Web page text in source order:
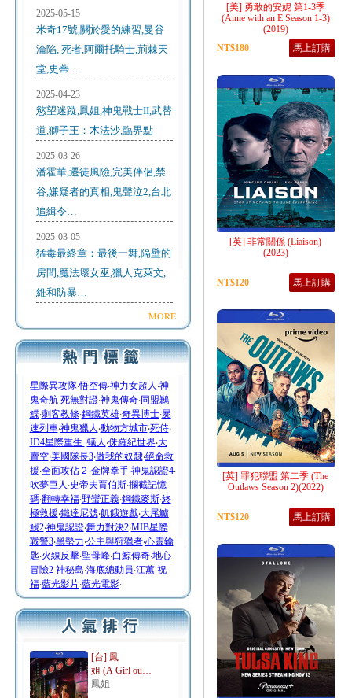
2025-05-15
米奇17號,關於愛的練習,曼谷
淪陷, 死者,阿爾托騎士,荊棘天
堂,史蒂…
2025-04-23
慾望迷蹤,鳳姐,神鬼戰士II,武替
道,獅子王：木法沙,臨界點
2025-03-26
潘霍華,遷徒風險,完美伴侶,禁
谷,嫌疑者的真相,鬼聲泣2,台北
追緝令…
2025-03-05
猛毒最終章：最後一舞,隔壁的
房間,魔法壞女巫,獵人克萊文,
維和防暴…
MORE
星際異攻隊‧悟空傳‧神力女超人 ‧神
鬼奇航 死無對證‧神鬼傳奇‧同盟鶼
鰈‧刺客教條‧鋼鐵英雄‧奇異博士‧屍
速列車‧神鬼獵人 ‧動物方城市‧死侍‧
ID4星際重生 ‧蟻人 ‧侏羅紀世界‧大
賣空‧美國隊長3‧做我的奴隸‧絕命救
援‧全面攻佔２ ‧金牌拳手‧神鬼認證4‧
吹夢巨人 ‧史帝夫賈伯斯‧攔截記憶
碼‧翻轉幸福‧野蠻正義‧鋼鐵麥斯‧終
極救援‧鐵達尼號‧飢餓遊戲‧大尾鱸
鰻2‧神鬼認證‧舞力對決2‧MIB星際
戰警3‧黑勢力‧公主與狩獵者‧心靈鑰
匙‧火線反擊‧聖母峰‧白鯨傳奇‧地心
冒險2 神秘島‧海底總動員‧江蕙 祝
福‧藍光影片‧藍光電影‧
[台] 鳳
姐 (A Girl ou…
鳳姐
[美] 勇敢的安妮 第1-3季
(Anne with an E Season 1-3)
(2019)
NT$180
馬上訂購
[英] 非常關係 (Liaison)
(2023)
NT$120 馬上訂購
[英] 罪犯聯盟 第二季 (The
Outlaws Season 2)(2022)
NT$120 馬上訂購